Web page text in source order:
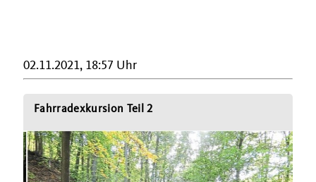
02.11.2021, 18:57 Uhr
Fahrradexkursion Teil 2